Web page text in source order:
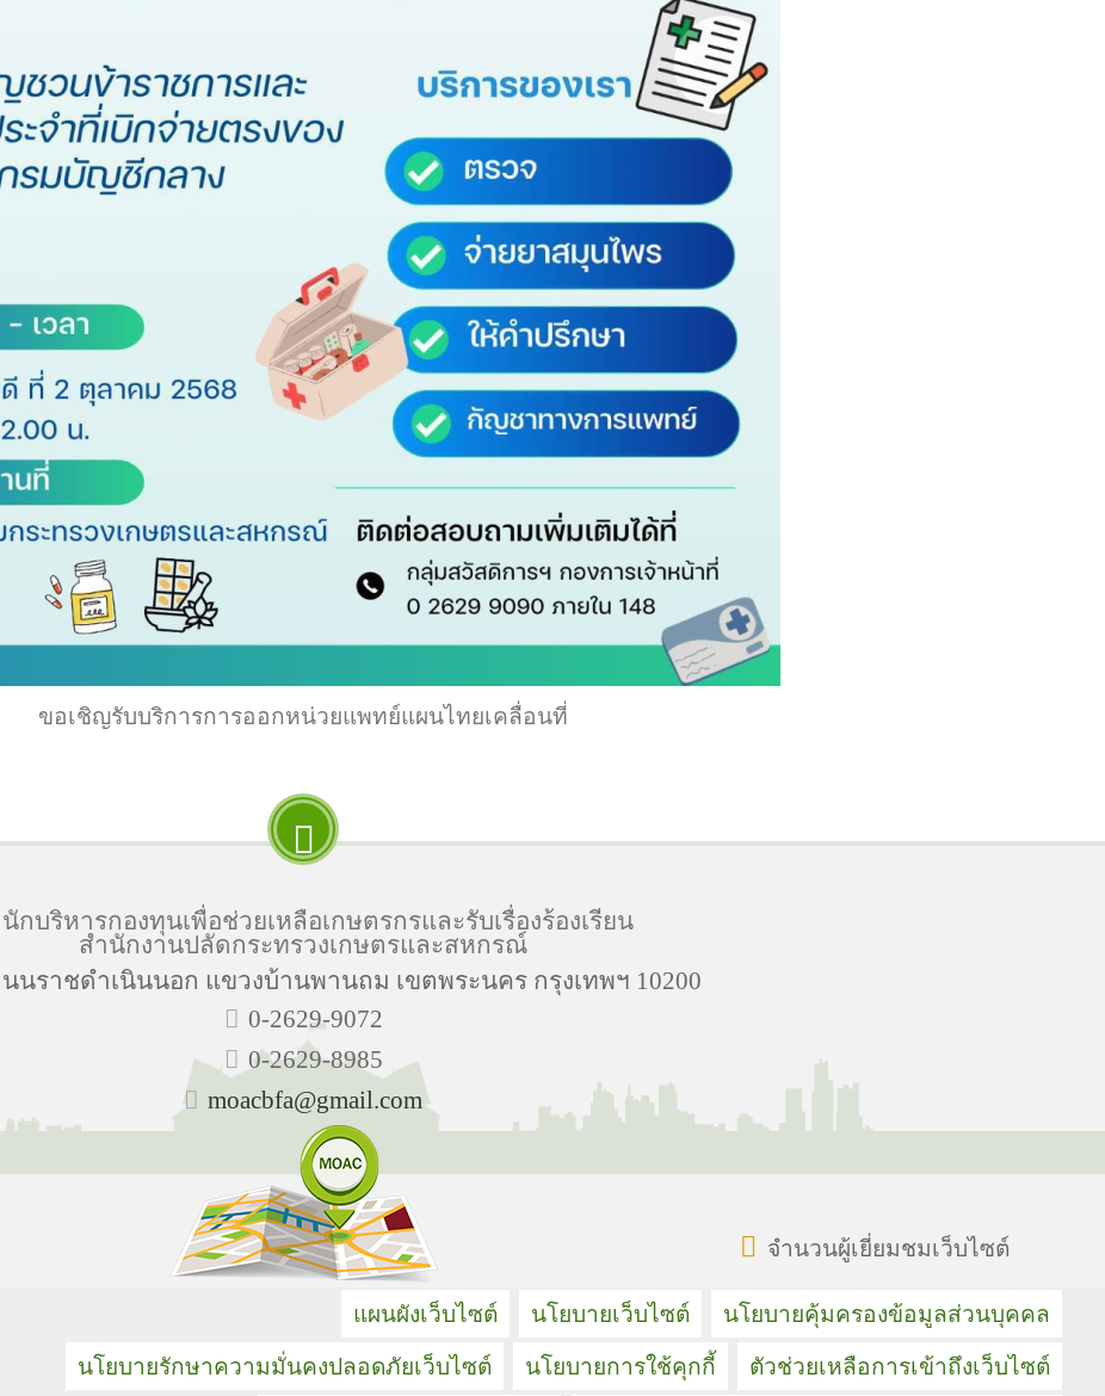
ขอเชิญรับบริการการออกหน่วยแพทย์แผนไทยเคลื่อนที่
กบริหารกองทุนเพื่อช่วยเหลือเกษตรกรและรับเรื่องร้องเรียน
สำนักงานปลัดกระทรวงเกษตรและสหกรณ์
นนราชดำเนินนอก แขวงบ้านพานถม เขตพระนคร กรุงเทพฯ 10200
0-2629-9072
0-2629-8985
moacbfa@gmail.com
จำนวนผู้เยี่ยมชมเว็บไซต์
แผนผังเว็บไซต์ นโยบายเว็บไซต์ นโยบายคุ้มครองข้อมูลส่วนบุคคล
นโยบายรักษาความมั่นคงปลอดภัยเว็บไซต์ นโยบายการใช้คุกกี้ ตัวช่วยเหลือการเข้าถึงเว็บไซต์